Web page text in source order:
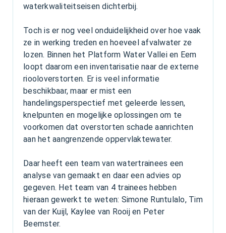
waterkwaliteitseisen dichterbij.
Toch is er nog veel onduidelijkheid over hoe vaak
ze in werking treden en hoeveel afvalwater ze
lozen. Binnen het Platform Water Vallei en Eem
loopt daarom een inventarisatie naar de externe
riooloverstorten. Er is veel informatie
beschikbaar, maar er mist een
handelingsperspectief met geleerde lessen,
knelpunten en mogelijke oplossingen om te
voorkomen dat overstorten schade aanrichten
aan het aangrenzende oppervlaktewater.
Daar heeft een team van watertrainees een
analyse van gemaakt en daar een advies op
gegeven. Het team van 4 trainees hebben
hieraan gewerkt te weten: Simone Runtulalo, Tim
van der Kuijl, Kaylee van Rooij en Peter
Beemster.